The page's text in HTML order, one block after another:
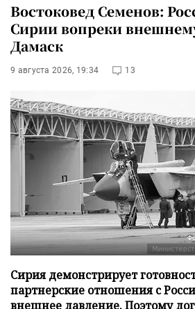
Востоковед Семенов:
Сирии вопреки
Дамаск
9 августа 2026, 19:34 13
Сирия демонстрирует
партнерские отношения с
внешнее давление. Поэтому